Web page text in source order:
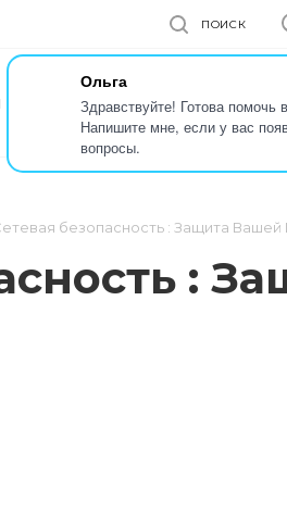
Ольга
Здравствуйте! Готова помочь
Напишите мне, если у вас
вопросы.
ПОИСК
КОМПАНИЯ ПРЕСС-
безопасность : Защита Вашей
: